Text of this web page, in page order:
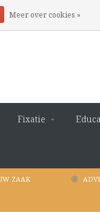
Fixatie
ZAAK
Meer over cookies »